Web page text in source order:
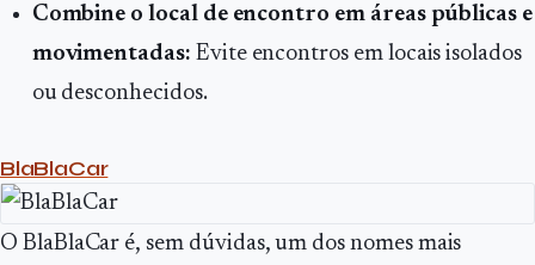
Combine o local de encontro em áreas públicas e
movimentadas: Evite encontros em locais isolados
ou desconhecidos.
BlaBlaCar
O BlaBlaCar é, sem dúvidas, um dos nomes mais